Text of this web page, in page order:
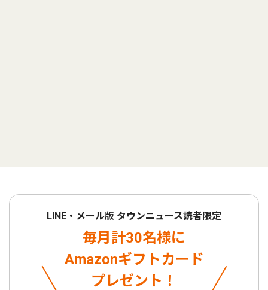
LINE・メール版 タウンニュース読者限定
毎月計30名様に
Amazonギフトカード
プレゼント！